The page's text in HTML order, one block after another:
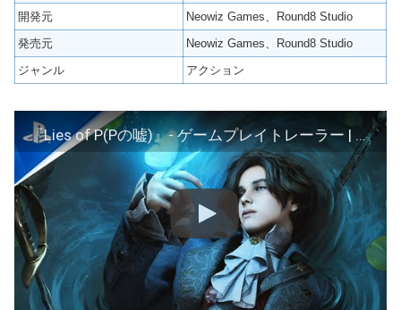
開発元
Neowiz Games、Round8 Studio
発売元
Neowiz Games、Round8 Studio
ジャンル
アクション
『Lies of P(Pの嘘)』- ゲームプレイトレーラー | PS5™ & PS4®